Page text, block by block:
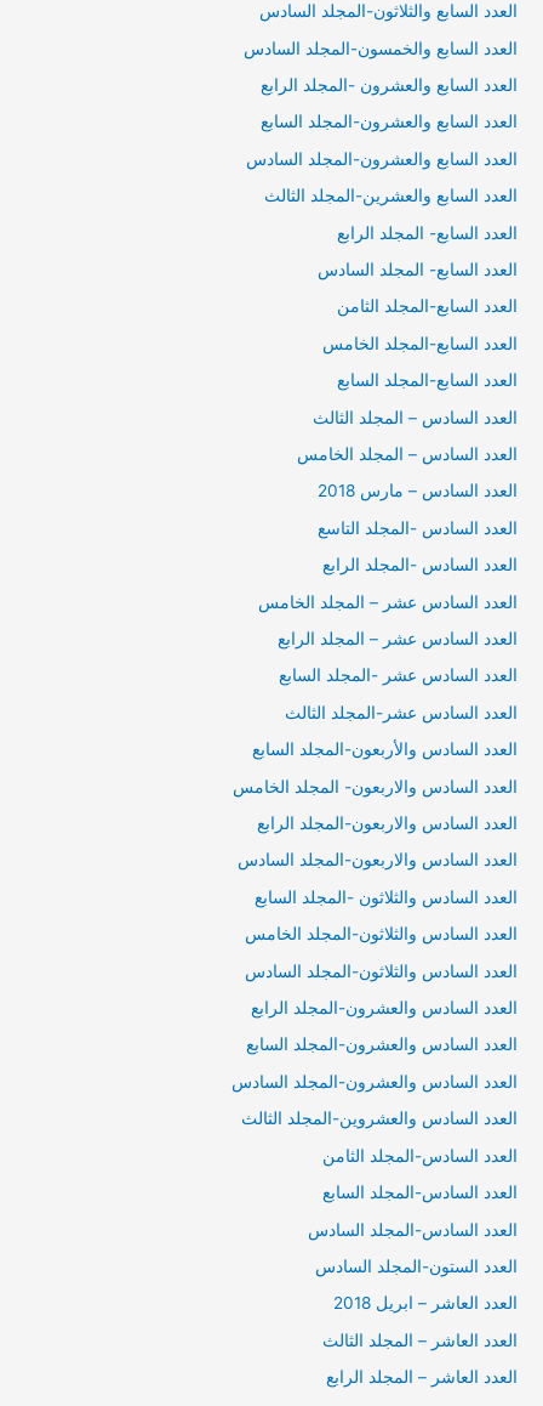
العدد السابع والثلاثون-المجلد السادس
العدد السابع والخمسون-المجلد السادس
العدد السابع والعشرون -المجلد الرابع
العدد السابع والعشرون-المجلد السابع
العدد السابع والعشرون-المجلد السادس
العدد السابع والعشرين-المجلد الثالث
العدد السابع- المجلد الرابع
العدد السابع- المجلد السادس
العدد السابع-المجلد الثامن
العدد السابع-المجلد الخامس
العدد السابع-المجلد السابع
العدد السادس – المجلد الثالث
العدد السادس – المجلد الخامس
العدد السادس – مارس 2018
العدد السادس -المجلد التاسع
العدد السادس -المجلد الرابع
العدد السادس عشر – المجلد الخامس
العدد السادس عشر – المجلد الرابع
العدد السادس عشر -المجلد السابع
العدد السادس عشر-المجلد الثالث
العدد السادس والأربعون-المجلد السابع
العدد السادس والاربعون- المجلد الخامس
العدد السادس والاربعون-المجلد الرابع
العدد السادس والاربعون-المجلد السادس
العدد السادس والثلاثون -المجلد السابع
العدد السادس والثلاثون-المجلد الخامس
العدد السادس والثلاثون-المجلد السادس
العدد السادس والعشرون-المجلد الرابع
العدد السادس والعشرون-المجلد السابع
العدد السادس والعشرون-المجلد السادس
العدد السادس والعشروين-المجلد الثالث
العدد السادس-المجلد الثامن
العدد السادس-المجلد السابع
العدد السادس-المجلد السادس
العدد الستون-المجلد السادس
العدد العاشر – ابريل 2018
العدد العاشر – المجلد الثالث
العدد العاشر – المجلد الرابع